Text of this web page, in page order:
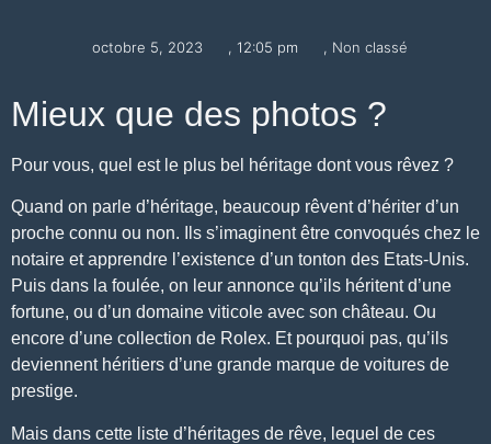
octobre 5, 2023 , 12:05 pm , Non classé
Mieux que des photos ?
Pour vous, quel est le plus bel héritage dont vous rêvez ?
Quand on parle d’héritage, beaucoup rêvent d’hériter d’un
proche connu ou non. Ils s’imaginent être convoqués chez le
notaire et apprendre l’existence d’un tonton des Etats-Unis.
Puis dans la foulée, on leur annonce qu’ils héritent d’une
fortune, ou d’un domaine viticole avec son château. Ou
encore d’une collection de Rolex. Et pourquoi pas, qu’ils
deviennent héritiers d’une grande marque de voitures de
prestige.
Mais dans cette liste d’héritages de rêve, lequel de ces